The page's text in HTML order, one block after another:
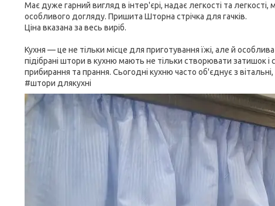
Має дуже гарний вигляд в інтер'єрі, надає легкості та
особливого догляду. Пришита Шторна стрічка для гачків.
Ціна вказана за весь виріб.
Кухня — це не тільки місце для приготування їжі, але й
підібрані штори в кухню мають не тільки створювати затишок
прибирання та прання. Сьогодні кухню часто об'єднує з
#штори длякухні